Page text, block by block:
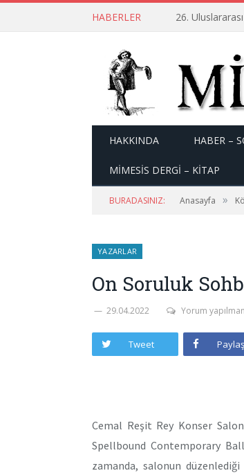
HABERLER 26.
HAKKINDA HABER –
MİMESİS DERGİ – KİTAP
BURADASINIZ: Anasayfa »
YAZARLAR
On Soruluk
29.04.2022 Yorum
Tweet Paylaş
Cemal Reşit Rey Konser
Spellbound Contemporary
zamanda, salonun